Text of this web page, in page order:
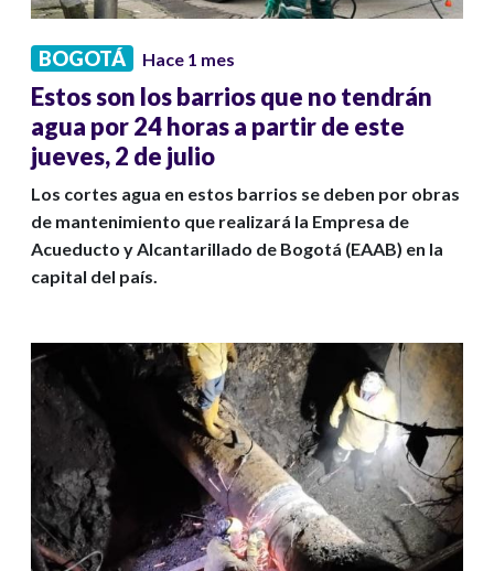
BOGOTÁ Hace 1 mes
Estos son los barrios que no tendrán
agua por 24 horas a partir de este
jueves, 2 de julio
Los cortes agua en estos barrios se deben por obras
de mantenimiento que realizará la Empresa de
Acueducto y Alcantarillado de Bogotá (EAAB) en la
capital del país.